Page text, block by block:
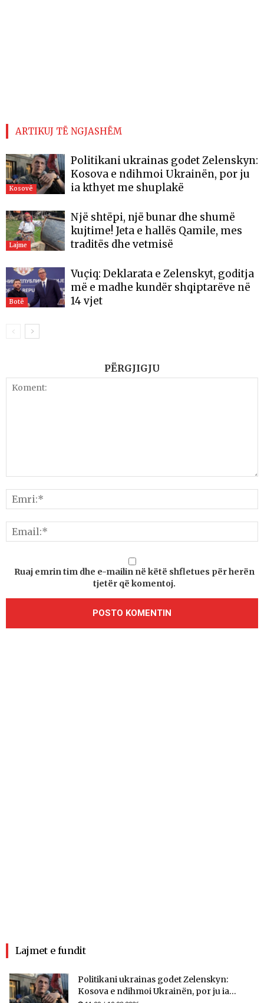
ARTIKUJ TË NGJASHËM
Kosovë
Politikani ukrainas godet Zelenskyn:
Kosova e ndihmoi Ukrainën, por ju
ia kthyet me shuplakë
Lajme
Një shtëpi, një bunar dhe shumë
kujtime! Jeta e hallës Qamile, mes
traditës dhe vetmisë
Botë
Vuçiq: Deklarata e Zelenskyt, goditja
më e madhe kundër shqiptarëve në
14 vjet
PËRGJIGJU
Ruaj emrin tim dhe e-mailin në këtë shfletues për herën
tjetër që komentoj.
Lajmet e fundit
Politikani ukrainas godet Zelenskyn:
Kosova e ndihmoi Ukrainën, por ju ia...